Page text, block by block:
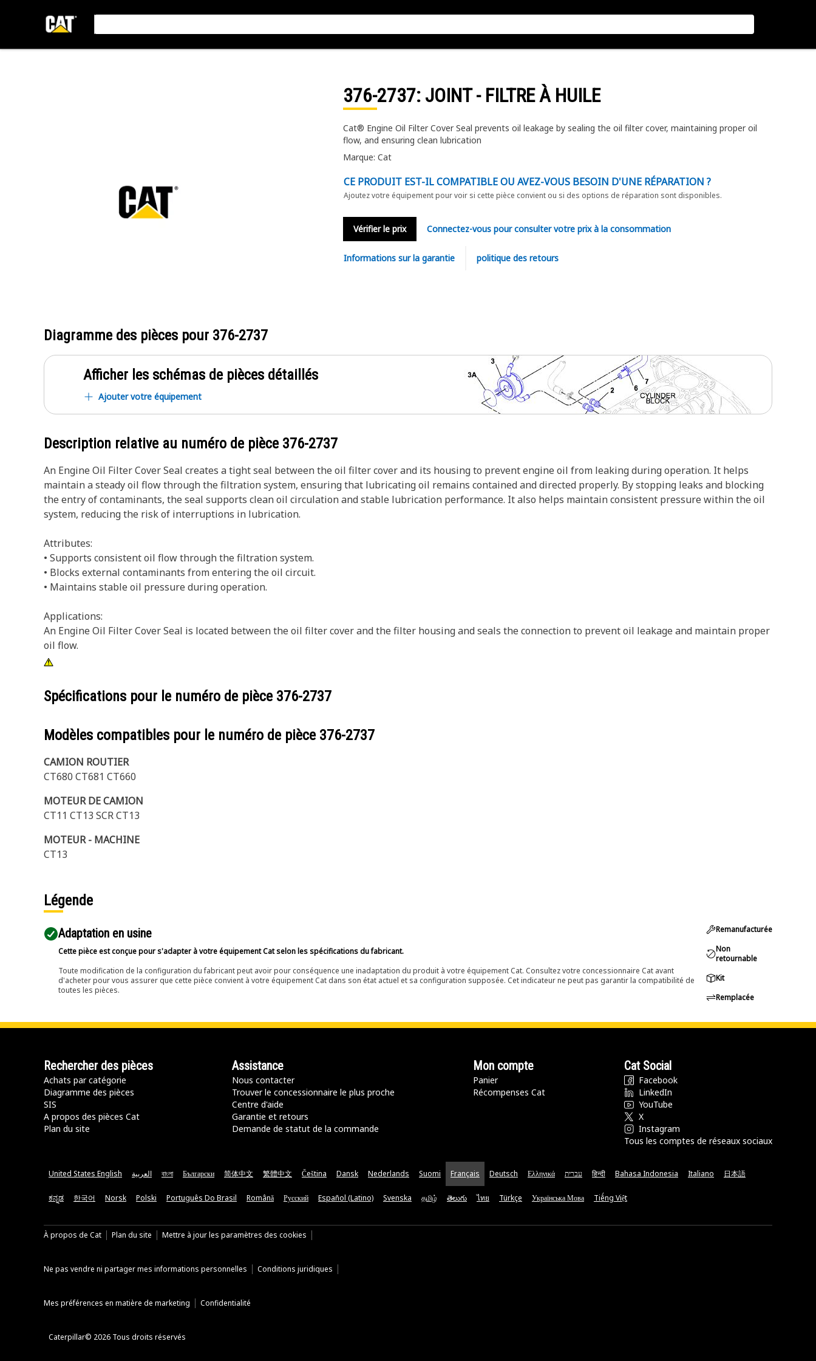
376-2737: JOINT - FILTRE À HUILE
Cat® Engine Oil Filter Cover Seal prevents oil leakage by sealing the oil filter cover, maintaining proper oil
flow, and ensuring clean lubrication
Marque: Cat
CE PRODUIT EST-IL COMPATIBLE OU AVEZ-VOUS BESOIN D'UNE RÉPARATION ?
Ajoutez votre équipement pour voir si cette pièce convient ou si des options de réparation sont disponibles.
Vérifier le prix Connectez-vous pour consulter votre prix à la consommation
Informations sur la garantie politique des retours
Diagramme des pièces pour 376-2737
Afficher les schémas de pièces détaillés
Ajouter votre équipement
Description relative au numéro de pièce 376-2737
An Engine Oil Filter Cover Seal creates a tight seal between the oil filter cover and its housing to prevent engine oil from leaking during operation. It helps
maintain a steady oil flow through the filtration system, ensuring that lubricating oil remains contained and directed properly. By stopping leaks and blocking
the entry of contaminants, the seal supports clean oil circulation and stable lubrication performance. It also helps maintain consistent pressure within the oil
system, reducing the risk of interruptions in lubrication.
Attributes:
• Supports consistent oil flow through the filtration system.
• Blocks external contaminants from entering the oil circuit.
• Maintains stable oil pressure during operation.
Applications:
An Engine Oil Filter Cover Seal is located between the oil filter cover and the filter housing and seals the connection to prevent oil leakage and maintain proper
oil flow.
Spécifications pour le numéro de pièce 376-2737
Modèles compatibles pour le numéro de pièce 376-2737
CAMION ROUTIER
CT680 CT681 CT660
MOTEUR DE CAMION
CT11 CT13 SCR CT13
MOTEUR - MACHINE
CT13
Légende
Adaptation en usine
Cette pièce est conçue pour s'adapter à votre équipement Cat selon les spécifications du fabricant.
Toute modification de la configuration du fabricant peut avoir pour conséquence une inadaptation du produit à votre équipement Cat. Consultez votre concessionnaire Cat avant
d'acheter pour vous assurer que cette pièce convient à votre équipement Cat dans son état actuel et sa configuration supposée. Cet indicateur ne peut pas garantir la compatibilité de
toutes les pièces.
Remanufacturée
Non
retournable
Kit
Remplacée
Rechercher des pièces
Achats par catégorie
Diagramme des pièces
SIS
A propos des pièces Cat
Plan du site
Assistance
Nous contacter
Trouver le concessionnaire le plus proche
Centre d'aide
Garantie et retours
Demande de statut de la commande
Mon compte
Panier
Récompenses Cat
Cat Social
Facebook
LinkedIn
YouTube
X
Instagram
Tous les comptes de réseaux sociaux
United States English العربية বাংলা Български 简体中文 繁體中文 Čeština Dansk Nederlands Suomi Français Deutsch Ελληνικά עברית हिन्दी Bahasa Indonesia Italiano 日本語
ಕನ್ನಡ 한국어 Norsk Polski Português Do Brasil Română Русский Español (Latino) Svenska தமிழ் తెలుగు ไทย Türkçe Українська Мова Tiếng Việt
À propos de Cat Plan du site Mettre à jour les paramètres des cookies
Ne pas vendre ni partager mes informations personnelles Conditions juridiques
Mes préférences en matière de marketing Confidentialité
Caterpillar© 2026 Tous droits réservés